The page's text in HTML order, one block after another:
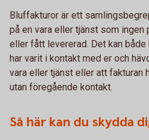
Bluffakturor är ett
på en vara eller tjänst som
eller fått levererad. Det kan
har varit i kontakt med er och
vara eller tjänst eller att
utan föregående kontakt.
Så här kan du skydda